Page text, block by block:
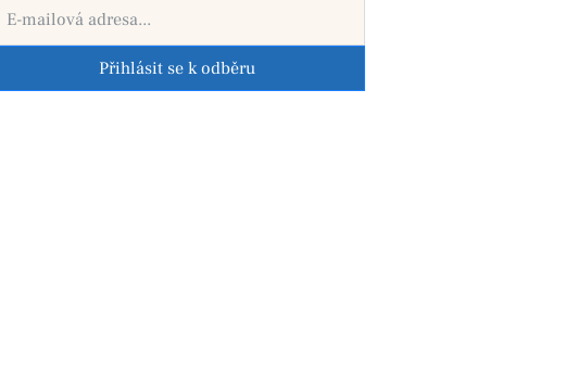
Přihlásit se k odběru